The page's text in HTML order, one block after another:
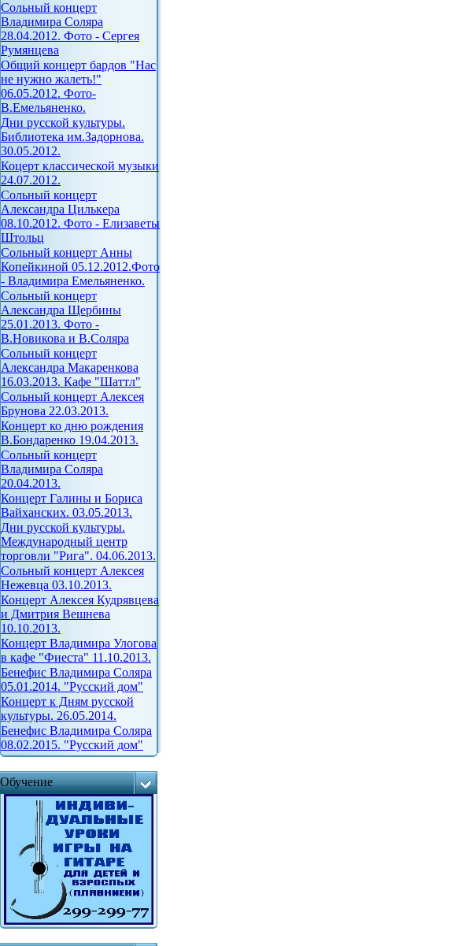
Сольный концерт
Владимира Соляра
28.04.2012. Фото - Сергея
Румянцева
Общий концерт бардов "Нас
не нужно жалеть!"
06.05.2012. Фото-
В.Емельяненко.
Дни русской культуры.
Библиотека им.Задорнова.
30.05.2012.
Коцерт классической музыки
24.07.2012.
Сольный концерт
Александра Цилькера
08.10.2012. Фото - Елизаветы
Штольц
Сольный концерт Анны
Копейкиной 05.12.2012.Фото
- Владимира Емельяненко.
Сольный концерт
Александра Щербины
25.01.2013. Фото -
В.Новикова и В.Соляра
Сольный концерт
Александра Макаренкова
16.03.2013. Кафе "Шаттл"
Сольный концерт Алексея
Брунова 22.03.2013.
Концерт ко дню рождения
В.Бондаренко 19.04.2013.
Сольный концерт
Владимира Соляра
20.04.2013.
Концерт Галины и Бориса
Вайханских. 03.05.2013.
Дни русской культуры.
Международный центр
торговли "Рига". 04.06.2013.
Сольный концерт Алексея
Нежевца 03.10.2013.
Концерт Алексея Кудрявцева
и Дмитрия Вешнева
10.10.2013.
Концерт Владимира Улогова
в кафе "Фиеста" 11.10.2013.
Бенефис Владимира Соляра
05.01.2014. "Русский дом"
Концерт к Дням русской
культуры. 26.05.2014.
Бенефис Владимира Соляра
08.02.2015. "Русский дом"
Обучение